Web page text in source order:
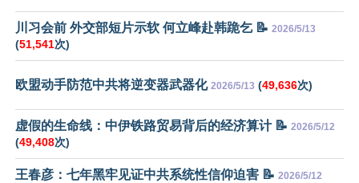
川习会前 外交部短片示软 何立峰赴韩跪乞 📝 2026/5/13
(51,541次)
欧盟动手防范中共将逆变器武器化 2026/5/13 (49,636次)
虚假的生命线：中伊铁路贸易背后的经济算计 📝 2026/5/12
(49,408次)
王春彦：七年黑牢见证中共系统性信仰迫害 📝 2026/5/12